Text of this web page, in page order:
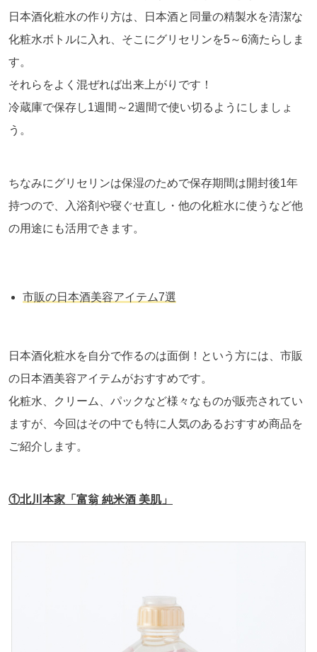
日本酒化粧水の作り方は、日本酒と同量の精製水を清潔な
化粧水ボトルに入れ、そこにグリセリンを5～6滴たらしま
す。
それらをよく混ぜれば出来上がりです！
冷蔵庫で保存し1週間～ 2週間で使い切るようにしましょ
う。
ちなみにグリセリンは保湿のためで保存期間は開封後1年
持つので、入浴剤や寝ぐせ直し・他の化粧水に使うなど他
の用途にも活用できます。
市販の日本酒美容アイテム7選
日本酒化粧水を自分で作るのは面倒！という方には、市販
の日本酒美容アイテムがおすすめです。
化粧水、クリーム、パックなど様々なものが販売されてい
ますが、今回はその中でも特に人気のあるおすすめ商品を
ご紹介します。
①北川本家「富翁 純米酒 美肌」